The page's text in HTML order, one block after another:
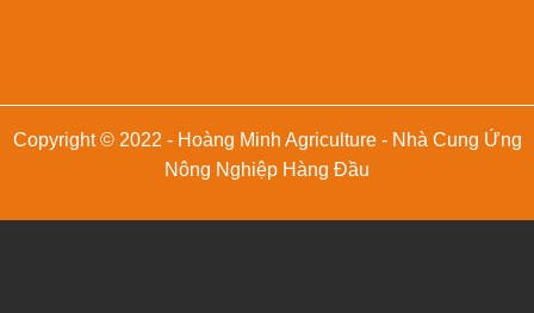
Copyright © 2022 - Hoàng Minh Agriculture - Nhà Cung Ứng
Nông Nghiệp Hàng Đầu